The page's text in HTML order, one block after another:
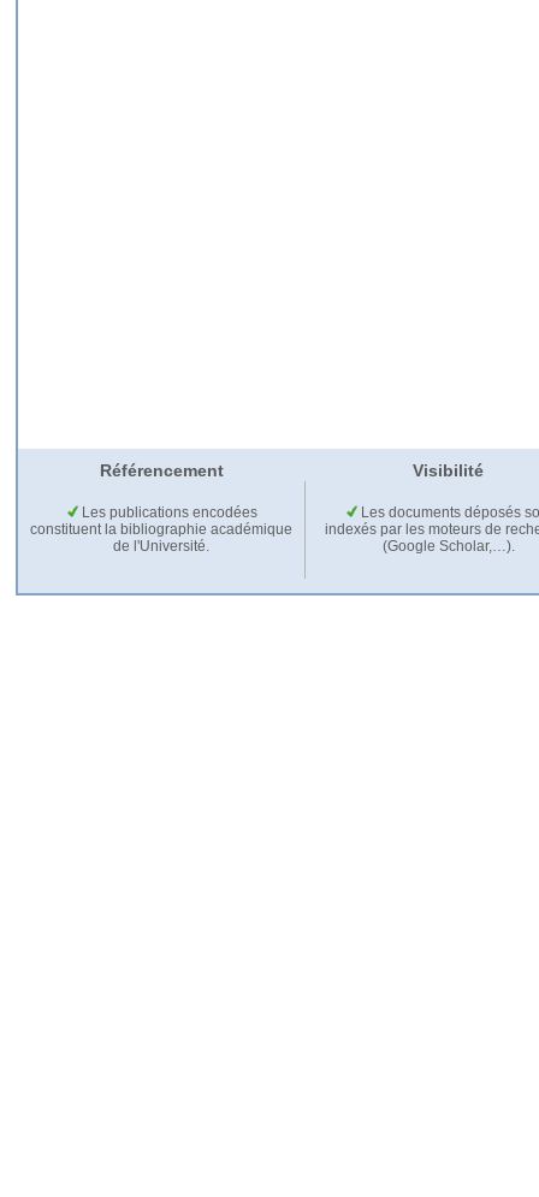
Référencement Visibilité
Les publications encodées
constituent la bibliographie académique
de l'Université.
Les documents déposés
indexés par les moteurs de
(Google Scholar,…).